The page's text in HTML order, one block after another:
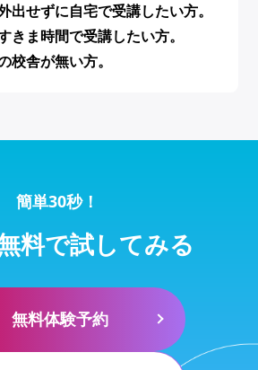
出せずに自宅で受講したい方。
きま時間で受講したい方。
校舎が無い方。
簡単30秒！
料で試してみる
無料体験予約